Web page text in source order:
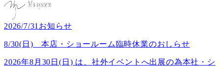
2026/7/31 お知らせ
8/30(日) 本店・ショールーム臨時休業のおしらせ
2026年8月30日(日) は、社外イベントへ出展の為本社・シ